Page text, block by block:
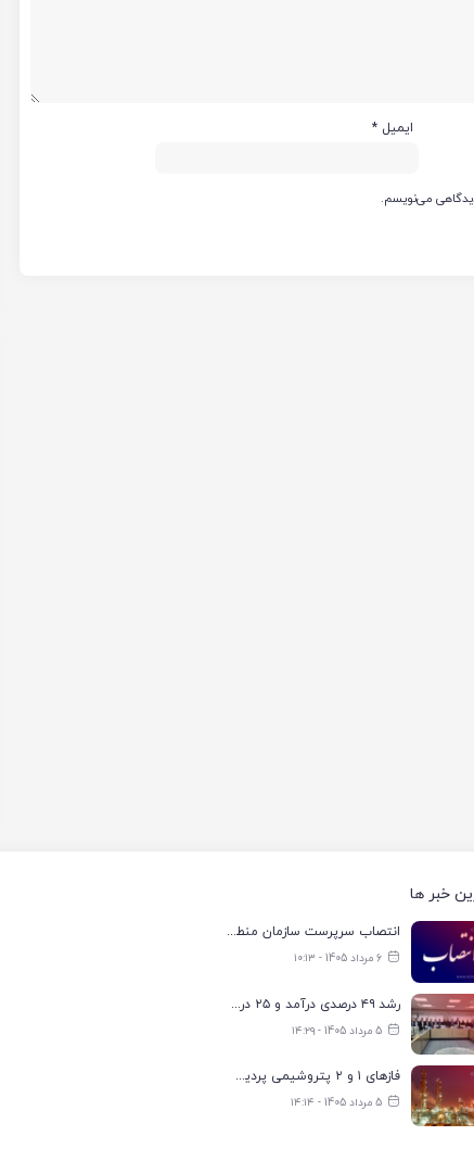
ایمیل *
می‌نویسم.
خبر ها
انتصاب سرپرست سازمان منطقه ویژه اقتصادی انرژی پارس
6 مرداد 1405 - ۱۰:۱۳
رشد ۴۹ درصدی درآمد و ۲۵ درصدی سود خالص؛ بیدبلند خلیج‌فارس سال ۱۴۰۴ را با رکوردهای جدید به پایان رساند
5 مرداد 1405 - ۱۴:۲۹
فازهای ۱ و ۲ پتروشیمی پردیس با ۸۵ درصد ظرفیت به مدار تولید بازگشتند
5 مرداد 1405 - ۱۴:۱۴